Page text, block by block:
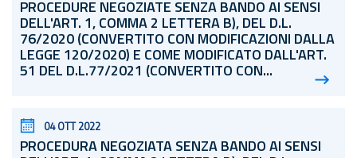
PROCEDURE NEGOZIATE SENZA BANDO AI SENSI
DELL'ART. 1, COMMA 2 LETTERA B), DEL D.L.
76/2020 (CONVERTITO CON MODIFICAZIONI DALLA
LEGGE 120/2020) E COME MODIFICATO DALL'ART.
51 DEL D.L.77/2021 (CONVERTITO CON...
04 OTT 2022
PROCEDURA NEGOZIATA SENZA BANDO AI SENSI